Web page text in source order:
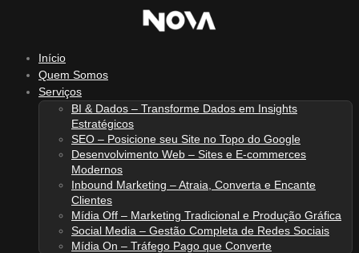
conteúdoInício
Quem Somos
Serviços
BI & Dados – Transforme Dados em Insights
Estratégicos
SEO – Posicione seu Site no Topo do Google
Desenvolvimento Web – Sites e E-commerces
Modernos
Inbound Marketing – Atraia, Converta e Encante
Clientes
Mídia Off – Marketing Tradicional e Produção Gráfica
Social Media – Gestão Completa de Redes Sociais
Mídia On – Tráfego Pago que Converte